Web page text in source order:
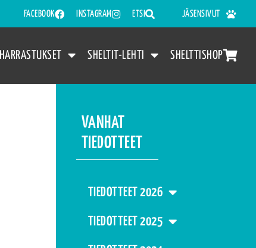
FACEBOOK INSTAGRAM ETSI JÄSENSIVUT
HARRASTUKSET SHELTIT-LEHTI SHELTTISHOP
VANHAT
TIEDOTTEET
TIEDOTTEET 2026
TIEDOTTEET 2025